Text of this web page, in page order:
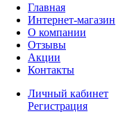
Главная
Интернет-магазин
О компании
Отзывы
Акции
Контакты
Личный кабинет
Регистрация